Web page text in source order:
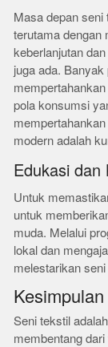
Masa depan seni
terutama dengan
keberlanjutan
juga ada.
pola konsumsi
modern adalah
Edukasi dan
Untuk
untuk
muda. Melalui
lokal dan
melestarikan
Kesimpulan
Seni tekstil
membentang